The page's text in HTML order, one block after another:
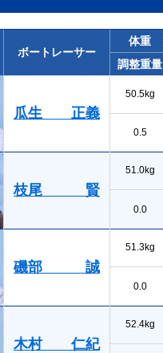
ボートレーサー
体重
調整重量
瓜生 正義
50.5kg
0.5
枝尾 賢
51.0kg
0.0
磯部 誠
51.3kg
0.0
木村 仁紀
52.4kg